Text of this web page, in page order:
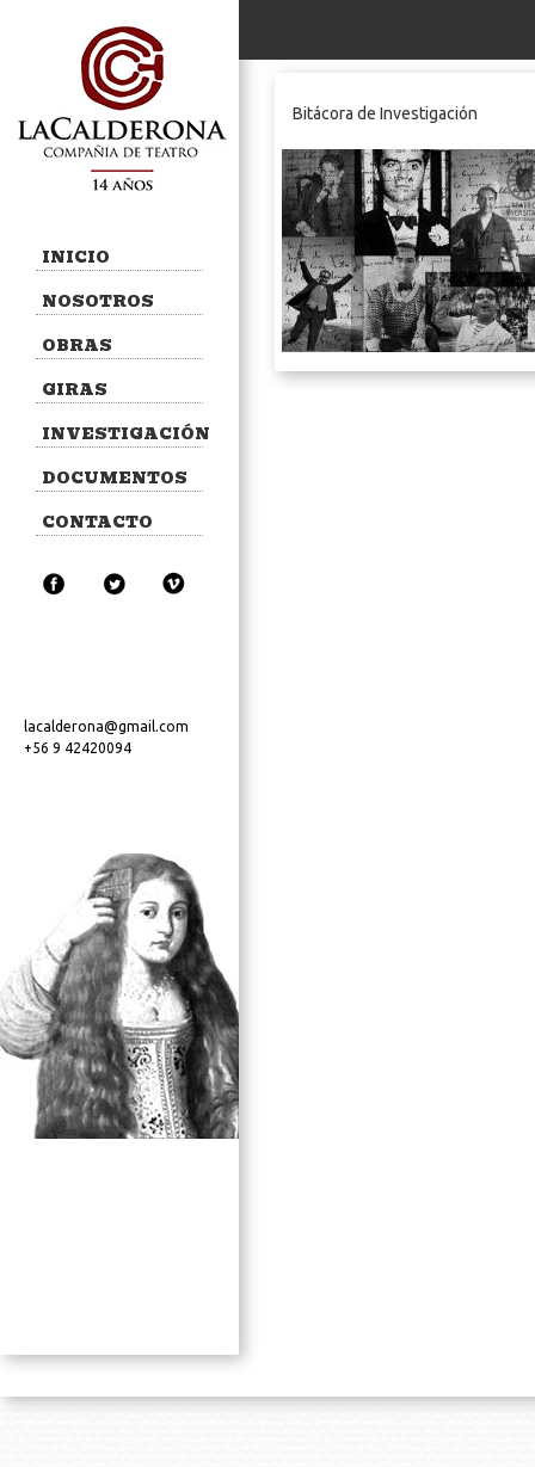
INICIO
NOSOTROS
OBRAS
GIRAS
INVESTIGACIÓN
DOCUMENTOS
CONTACTO
lacalderona@gmail.com
+56 9 42420094
Bitácora de Investigación